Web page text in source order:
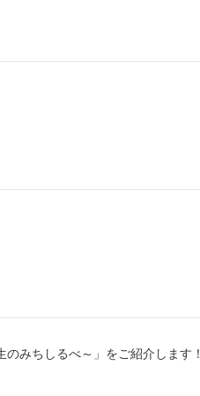
みちしるべ～」をご紹介します！